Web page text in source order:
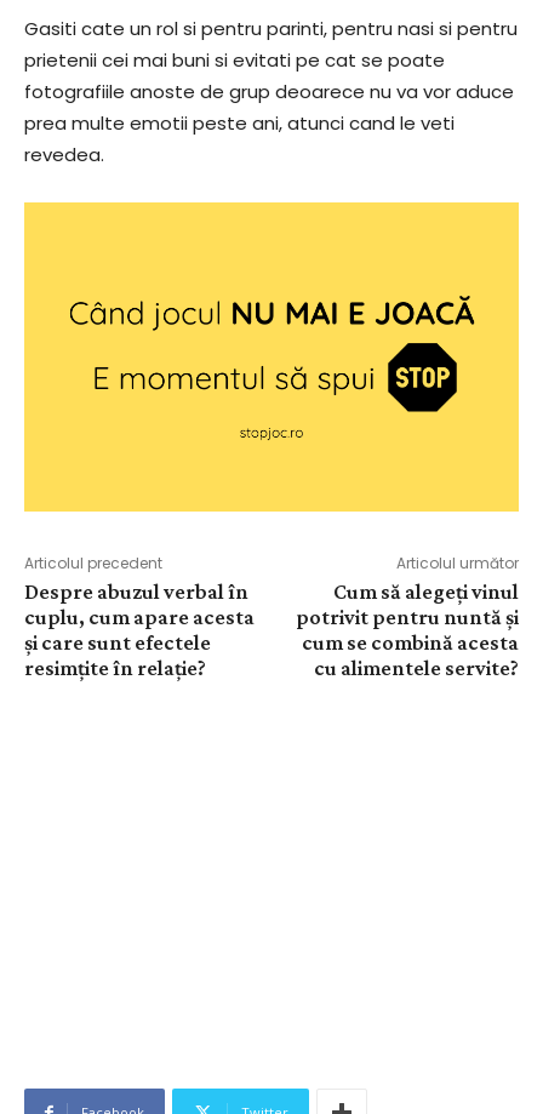
Gasiti cate un rol si pentru parinti, pentru nasi si pentru
prietenii cei mai buni si evitati pe cat se poate
fotografiile anoste de grup deoarece nu va vor aduce
prea multe emotii peste ani, atunci cand le veti
revedea.
Articolul precedent
Despre abuzul verbal în
cuplu, cum apare acesta
și care sunt efectele
resimțite în relație?
Articolul următor
Cum să alegeți vinul
potrivit pentru nuntă și
cum se combină acesta
cu alimentele servite?